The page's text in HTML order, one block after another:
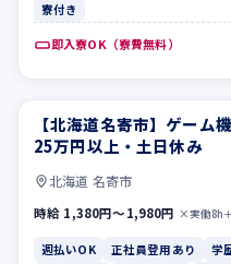
寮付き
即入寮OK（寮費無料）
週払いOK 正社員登用あり
【北海道名寄市】ゲーム
25万円以上・土日休み
北海道 名寄市
時給 1,380円〜1,980円 ×実働8h
週払いOK 正社員登用あり 学